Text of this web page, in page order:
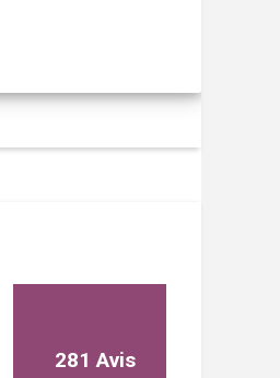
281 Avis